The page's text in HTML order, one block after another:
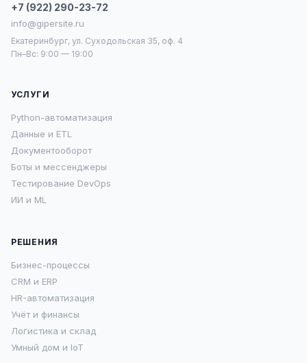
+7 (922) 290-23-72
info@gipersite.ru
Екатеринбург, ул. Суходольская 35, оф. 4
Пн–Вс: 9:00 — 19:00
УСЛУГИ
Python-автоматизация
Данные и ETL
Документооборот
Боты и мессенджеры
Тестирование DevOps
ИИ и ML
РЕШЕНИЯ
Бизнес-процессы
CRM и ERP
HR-автоматизация
Учёт и финансы
Логистика и склад
Умный дом и IoT